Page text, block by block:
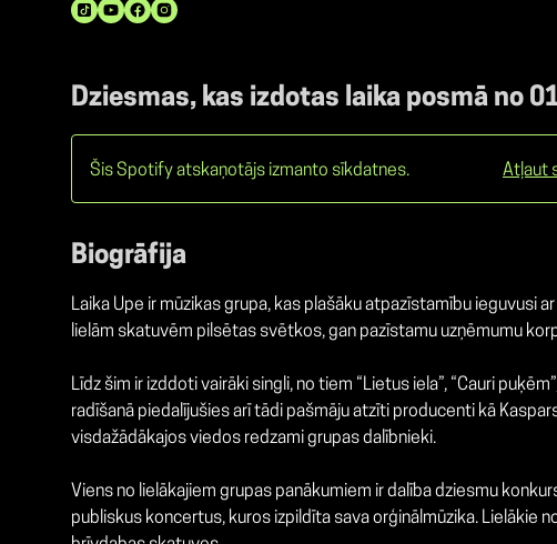
Dziesmas, kas izdotas laika posmā no
Šis Spotify atskaņotājs izmanto sīkdatnes. Atļaut
Biogrāfija
Laika Upe ir mūzikas grupa, kas plašāku atpazīstamību ieguvusi
lielām skatuvēm pilsētas svētkos, gan pazīstamu uzņēmumu
Līdz šim ir izddoti vairāki singli, no tiem “Lietus iela”, “Cauri
radīšanā piedalījušies arī tādi pašmāju atzīti producenti kā
visdažādākajos viedos redzami grupas dalībnieki.
Viens no lielākajiem grupas panākumiem ir dalība dziesmu
publiskus koncertus, kuros izpildīta sava orģinālmūzika. Lielākie